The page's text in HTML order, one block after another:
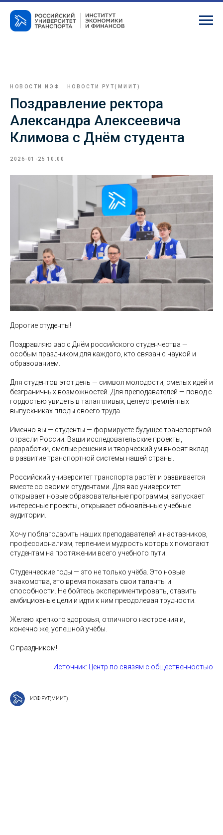
НОВОСТИ ИЭФ НОВОСТИ РУТ(МИИТ)
Поздравление ректора
Александра Алексеевича
Климова с Днём студента
2026-01-25 10:00
Дорогие студенты!
Поздравляю вас с Днём российского студенчества —
особым праздником для каждого, кто связан с наукой и
образованием.
Для студентов этот день — символ молодости, смелых идей и
безграничных возможностей. Для преподавателей — повод с
гордостью увидеть в талантливых, целеустремлённых
выпускниках плоды своего труда.
Именно вы — студенты — формируете будущее транспортной
отрасли России. Ваши исследовательские проекты,
разработки, смелые решения и творческий ум вносят вклад
в развитие транспортной системы нашей страны.
Российский университет транспорта растёт и развивается
вместе со своими студентами. Для вас университет
открывает новые образовательные программы, запускает
интересные проекты, открывает обновлённые учебные
аудитории.
Хочу поблагодарить наших преподавателей и наставников,
профессионализм, терпение и мудрость которых помогают
студентам на протяжении всего учебного пути.
Студенческие годы — это не только учёба. Это новые
знакомства, это время показать свои таланты и
способности. Не бойтесь экспериментировать, ставить
амбициозные цели и идти к ним преодолевая трудности.
Желаю крепкого здоровья, отличного настроения и,
конечно же, успешной учёбы.
С праздником!
Источник: Центр по связям с общественностью
ИЭФ РУТ(МИИТ)